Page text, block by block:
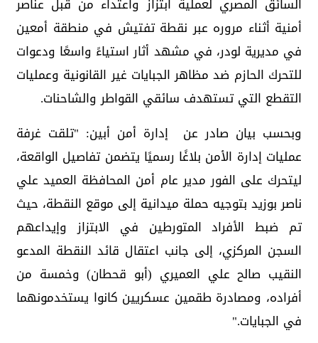
أمنية أثناء مروره عبر نقطة تفتيش في منطقة أمعين
في مديرية لودر، في مشهد أثار استياءً واسعًا ودعوات
للتحرك الحازم ضد مظاهر الجبايات غير القانونية وعمليات
التقطع التي تستهدف سائقي القواطر والشاحنات.
وبحسب بيان صادر عن إدارة أمن أبين: "تلقت غرفة
عمليات إدارة الأمن بلاغًا رسميًا يتضمن تفاصيل الواقعة،
ليتحرك على الفور مدير عام أمن المحافظة العميد علي
ناصر بوزيد بتوجيه حملة ميدانية إلى موقع النقطة، حيث
تم ضبط الأفراد المتورطين في الابتزاز وإيداعهم
السجن المركزي، إلى جانب اعتقال قائد النقطة المدعو
النقيب صالح علي العميري (أبو قحطان) وخمسة من
أفراده، ومصادرة طقمين عسكريين كانوا يستخدمونهما
في الجبايات."